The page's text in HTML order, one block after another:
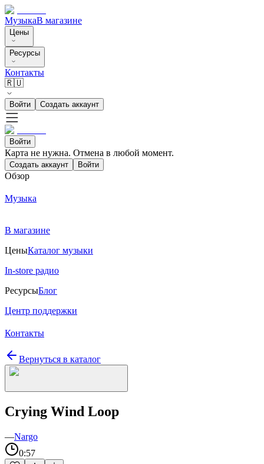
МузыкаВ магазине
Цены
Ресурсы
Контакты
🇷🇺
Войти Создать аккаунт
Войти
Карта не нужна. Отмена в любой момент.
Создать аккаунт Войти
Обзор
Музыка
В магазине
ЦеныКаталог музыки
In-store радио
РесурсыБлог
Центр поддержки
Контакты
Вернуться в каталог
Crying Wind Loop
—Nargo
0:57